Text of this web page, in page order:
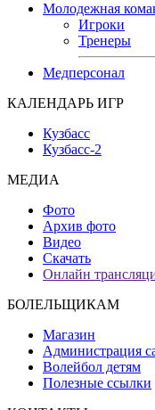
Молодежная
Игроки
Тренеры
Медперсонал
КАЛЕНДАРЬ ИГР
Кузбасс
Кузбасс-2
МЕДИА
Фото
Архив фото
Видео
Скачать
Онлайн
БОЛЕЛЬЩИКАМ
Магазин
Администрация
Волейбол детям
Полезные ссылки